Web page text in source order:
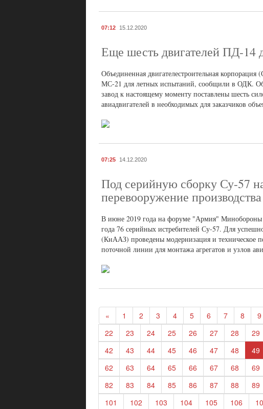
07:12 15.12.2020
Еще шесть двигателей ПД-
Объединенная двигателестроительная
МС-21 для летных испытаний, сообщили в ОДК.
завод к настоящему моменту поставлены шесть
авиадвигателей в необходимых для заказчиков
07:25 14.12.2020
Под серийную сборку Су-57
перевооружение производства
В июне 2019 года на форуме "Армия" Минобороны
года 76 серийных истребителей Су-57. Для
(КнААЗ) проведены модернизация и техническое
поточной линии для монтажа агрегатов и узлов
« 1 2 3 4 5 6 7 8 9
22
23 24 25 26 27 28 29
42
43 44 45 46 47 48 49
62
63 64 65 66 67 68 69
82
83 84 85 86 87 88 89
101
102 103 104 105 106